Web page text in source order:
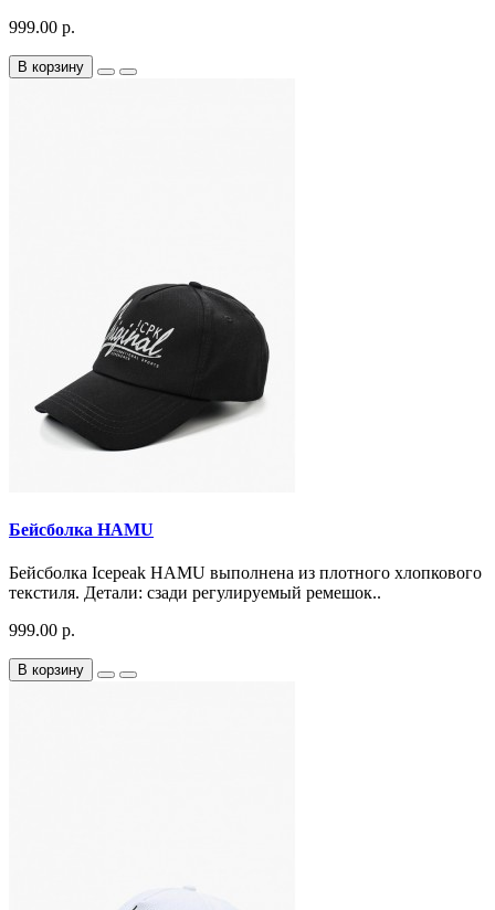
999.00 р.
В корзину
Бейсболка HAMU
Бейсболка Icepeak HAMU выполнена из плотного хлопкового
текстиля. Детали: сзади регулируемый ремешок..
999.00 р.
В корзину